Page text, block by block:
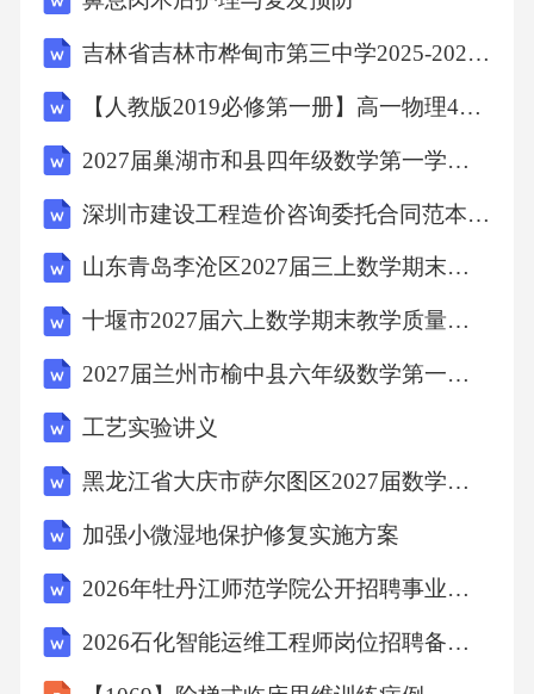
环境污染与海洋保护5、茶杯:杯盖:杯底（）
A、树林：树梢：树根
B、文章：文件：标题
D、茶叶：春茶：秋茶
【答案】：C题干中的关系是后两项是第一项的
一部分，杯盖、杯底是茶杯的一部分;果核、果
皮是苹果的一部分。故选C。
考点：类比推理6、人才素质的灵魂是（）
A、德
吉林省吉林市桦甸市第三中学2025-2026学年第二学期八年级期末英语试题（文字版含答案）
【人教版2019必修第一册】高一物理4自由落体运动（教学设计）教案
2027届巢湖市和县四年级数学第一学期期末检测模拟试题含解析
深圳市建设工程造价咨询委托合同范本(范本)
山东青岛李沧区2027届三上数学期末复习检测试题含解析
十堰市2027届六上数学期末教学质量检测试题含解析
2027届兰州市榆中县六年级数学第一学期期末学业水平测试试题含解析
工艺实验讲义
黑龙江省大庆市萨尔图区2027届数学六年级第一学期期末质量检测试题含解析
加强小微湿地保护修复实施方案
2026年牡丹江师范学院公开招聘事业编制人员69人备考题库（一）及参考答案详解一套
2026石化智能运维工程师岗位招聘备考题库参考答案详解